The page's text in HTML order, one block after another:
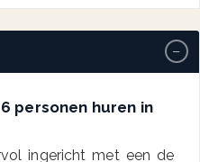
−
personen huren in
ingericht met een de